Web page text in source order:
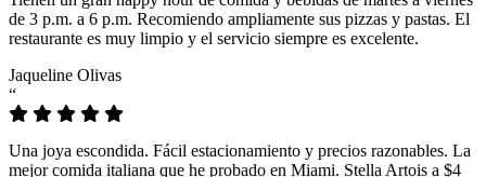
de 3 p.m. a 6 p.m. Recomiendo ampliamente sus pizzas y pastas. El
restaurante es muy limpio y el servicio siempre es excelente.
Jaqueline Olivas
“
Una joya escondida. Fácil estacionamiento y precios razonables. La
mejor comida italiana que he probado en Miami. Stella Artois a $4